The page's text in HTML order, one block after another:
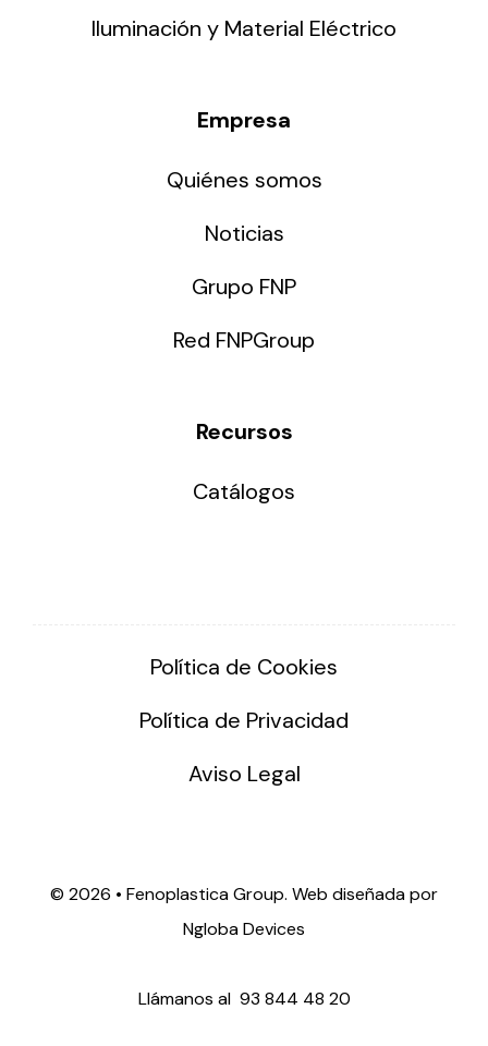
Iluminación y Material Eléctrico
Empresa
Quiénes somos
Noticias
Grupo FNP
Red FNPGroup
Recursos
Catálogos
Política de Cookies
Política de Privacidad
Aviso Legal
© 2026 • Fenoplastica Group. Web diseñada por
Ngloba Devices
Llámanos al 93 844 48 20